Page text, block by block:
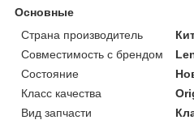
Основные
Страна производитель
Совместимость с брендом
Состояние
Класс качества
Вид запчасти